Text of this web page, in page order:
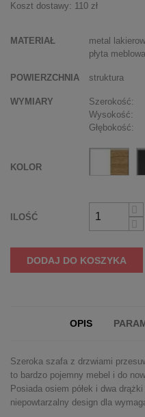
Koszt dostawy: 110 zł
MATERIAŁ
metal
płyta meblowa
POWIERZCHNIA struktura
WYMIARY Szerokość:
Wysokość:
Głębokość:
KOLOR
ILOŚĆ
DODAJ DO KOSZYKA
OPIS
Szeroka szafa z drzwiami
to bardzo pojemny mebel i do
Posiada osiem półek i dwa
niepowtarzalny design dla